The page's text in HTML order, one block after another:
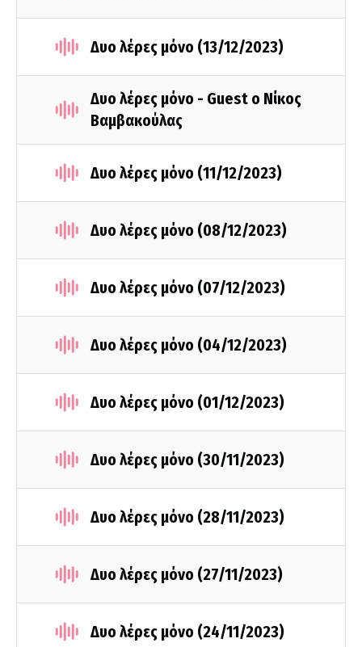
Δυο λέρες μόνο (13/12/2023)
Δυο λέρες μόνο - Guest ο Νίκος
Βαμβακούλας
Δυο λέρες μόνο (11/12/2023)
Δυο λέρες μόνο (08/12/2023)
Δυο λέρες μόνο (07/12/2023)
Δυο λέρες μόνο (04/12/2023)
Δυο λέρες μόνο (01/12/2023)
Δυο λέρες μόνο (30/11/2023)
Δυο λέρες μόνο (28/11/2023)
Δυο λέρες μόνο (27/11/2023)
Δυο λέρες μόνο (24/11/2023)